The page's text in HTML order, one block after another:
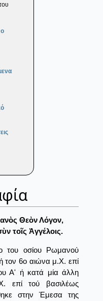
Θεὸν Λόγον,
τοῖς Ἀγγέλοις.
του οσίου Ρωμανού
τον 6ο αιώνα μ.Χ. επί
Α' ή κατά μία άλλη
επί τού βασιλέως
στην Έμεσα της